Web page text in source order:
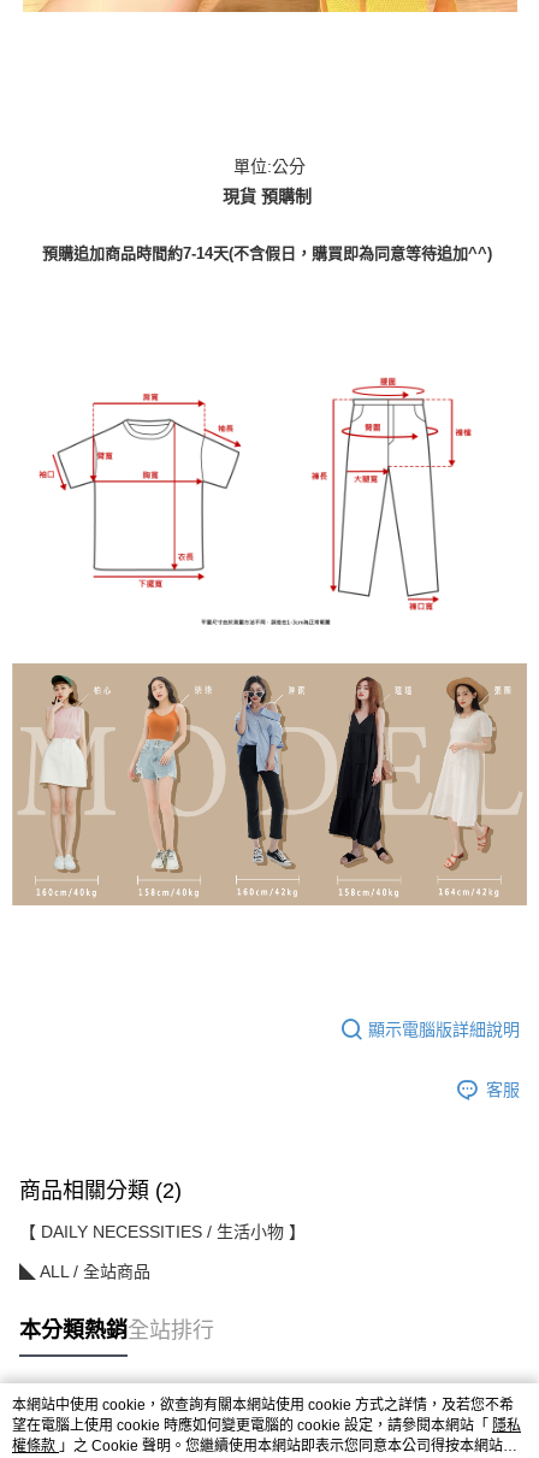
單位:公分
現貨 預購制
預購追加商品時間約7-14天(不含假日，購買即為同意等待追加^^)
顯示電腦版詳細說明
客服
商品相關分類 (2)
【 DAILY NECESSITIES / 生活小物 】
◣ ALL / 全站商品
本分類熱銷全站排行
熱門標籤
本網站中使用 cookie，欲查詢有關本網站使用 cookie 方式之詳情，及若您不希
望在電腦上使用 cookie 時應如何變更電腦的 cookie 設定，請參閱本網站「 隱私
權條款 」之 Cookie 聲明。您繼續使用本網站即表示您同意本公司得按本網站使